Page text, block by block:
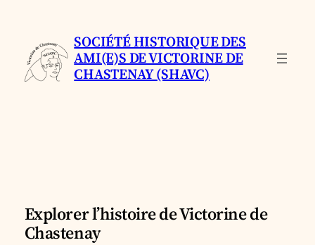
contenu
SOCIÉTÉ HISTORIQUE DES
AMI(E)S DE VICTORINE DE
CHASTENAY (SHAVC)
Explorer l’histoire de Victorine de
Chastenay